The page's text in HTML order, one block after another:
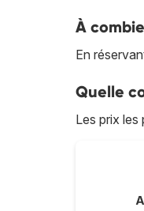
À
En
Quelle
Les prix